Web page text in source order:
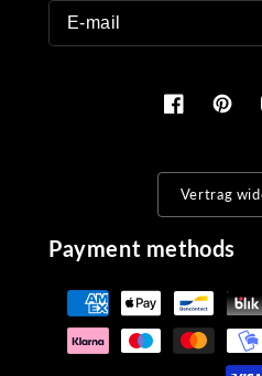
Facebook
Vertrag
Payment methods